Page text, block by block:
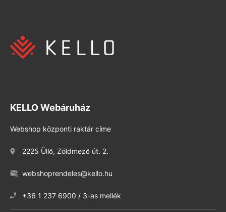
KELLO Webáruház
Webshop központi raktár címe
2225 Üllő, Zöldmező út. 2.
webshoprendeles@kello.hu
+36 1 237 6900 / 3-as mellék